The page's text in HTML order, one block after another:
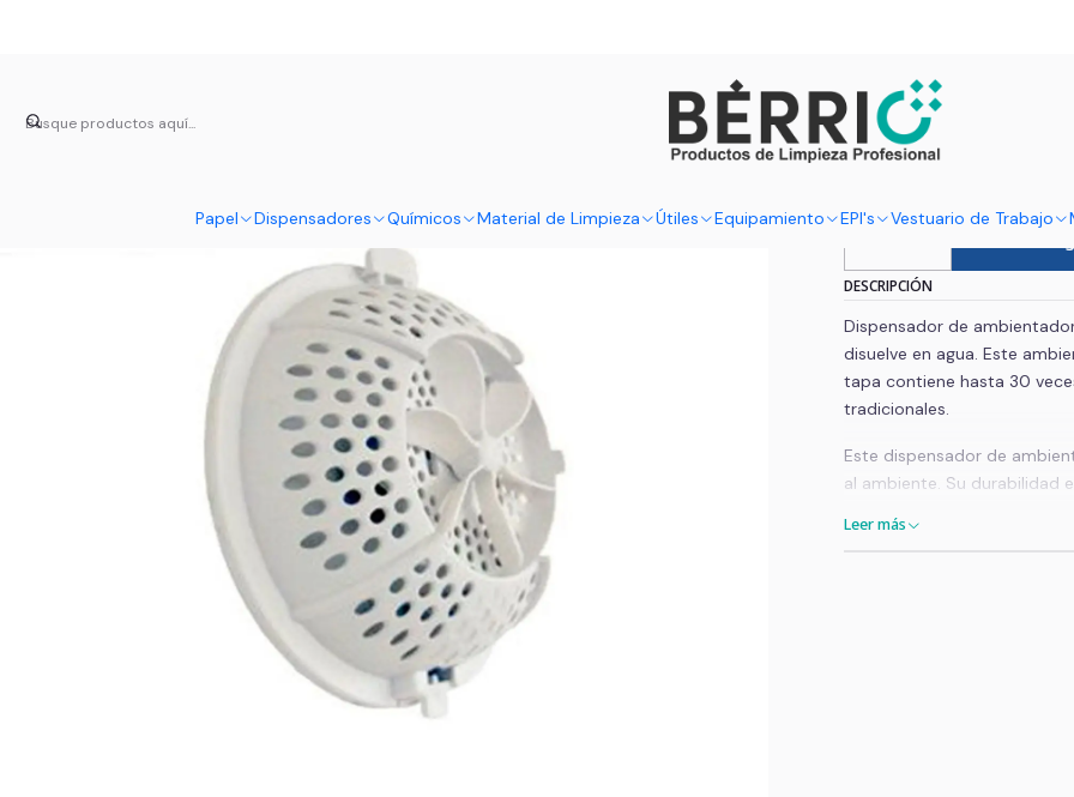
Papel Dispensadores Químicos Material de Limpieza Útiles Equipamiento EPI's Vestuario de Trabajo
|
Intensity
Cantidad
DESCRIPCIÓN
Dispensador de
disuelve en agua. Este
tapa contiene hasta 30
tradicionales.
Este dispensador de
al ambiente. Su durabilidad
Características:
Leer más